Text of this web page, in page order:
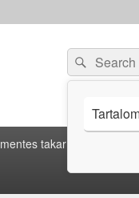
Search
for:
Search
takarítás